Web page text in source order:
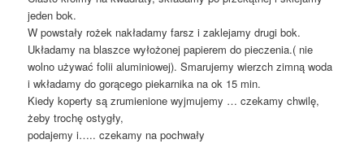
jeden bok.
W powstały rożek nakładamy farsz i zaklejamy drugi bok.
Układamy na blaszce wyłożonej papierem do pieczenia.( nie
wolno używać folii aluminiowej). Smarujemy wierzch zimną woda
i wkładamy do gorącego piekarnika na ok 15 min.
Kiedy koperty są zrumienione wyjmujemy … czekamy chwilę,
żeby trochę ostygły,
podajemy i….. czekamy na pochwały